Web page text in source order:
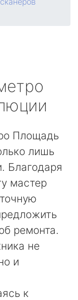
Площадь
лишь
Благодаря
мастер
ремонта.
не
и
к